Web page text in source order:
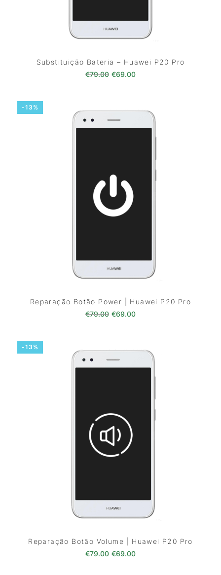
Substituição Bateria – Huawei P20 Pro
€79.00 O preço original era: €79.00.
€69.00O preço atual é:
-13%
Reparação Botão Power | Huawei P20 Pro
€79.00 O preço original era: €79.00.
€69.00O preço atual é:
-13%
Reparação Botão Volume | Huawei P20 Pro
€79.00 O preço original era: €79.00.
€69.00O preço atual é: